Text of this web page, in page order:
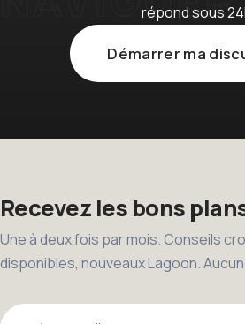
répond sous
Démarrer ma
Recevez les bons
Une à deux fois par mois. Conseils
disponibles, nouveaux Lagoon.
Votre email